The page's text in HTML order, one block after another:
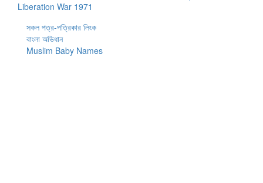
navigation
Liberation War 1971
সকল পত্র-পত্রিকার লিংক
বাংলা অভিধান
Muslim Baby Names